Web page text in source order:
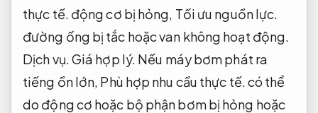
thực tế. động cơ bị hỏng, Tối ưu nguồn lực.
đường ống bị tắc hoặc van không hoạt động.
Dịch vụ.Giá hợp lý. Nếu máy bơm phát ra
tiếng ồn lớn, Phù hợp nhu cầu thực tế.có thể
do động cơ hoặc bộ phận bơm bị hỏng hoặc